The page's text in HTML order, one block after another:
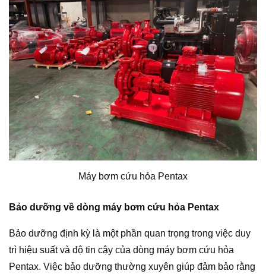
Máy bơm cứu hỏa Pentax
Bảo dưỡng về dòng máy bơm cứu hỏa Pentax
Bảo dưỡng định kỳ là một phần quan trọng trong việc duy
trì hiệu suất và độ tin cậy của dòng máy bơm cứu hỏa
Pentax. Việc bảo dưỡng thường xuyên giúp đảm bảo rằng